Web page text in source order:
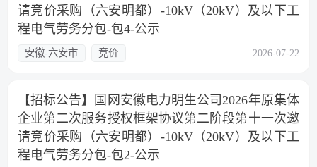
请竞价采购（六安明都）-10kV（20kV）及以下工
程电气劳务分包-包4-公示
安徽-六安市 竞价 2026-07-22
【招标公告】国网安徽电力明生公司2026年原集体
企业第二次服务授权框架协议第二阶段第十一次邀
请竞价采购（六安明都）-10kV（20kV）及以下工
程电气劳务分包-包2-公示